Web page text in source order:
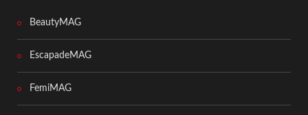
BeautyMAG
EscapadeMAG
FemiMAG